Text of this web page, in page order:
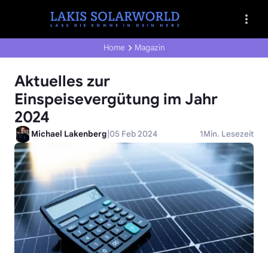
Home Magazin
Aktuelles zur
Einspeisevergütung im Jahr
2024
Michael Lakenberg|05 Feb 2024 1Min. Lesezeit